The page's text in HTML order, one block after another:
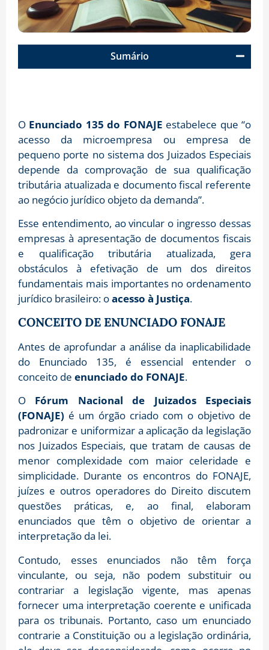
Sumário
O Enunciado 135 do FONAJE estabelece que “o
acesso da microempresa ou empresa de
pequeno porte no sistema dos Juizados Especiais
depende da comprovação de sua qualificação
tributária atualizada e documento fiscal referente
ao negócio jurídico objeto da demanda”.
Esse entendimento, ao vincular o ingresso dessas
empresas à apresentação de documentos fiscais
e qualificação tributária atualizada, gera
obstáculos à efetivação de um dos direitos
fundamentais mais importantes no ordenamento
jurídico brasileiro: oacesso à Justiça.
CONCEITO DE ENUNCIADO FONAJE
Antes de aprofundar a análise da inaplicabilidade
do Enunciado 135, é essencial entender o
conceito de enunciado do FONAJE.
O Fórum Nacional de Juizados Especiais
(FONAJE) é um órgão criado com o objetivo de
padronizar e uniformizar a aplicação da legislação
nos Juizados Especiais, que tratam de causas de
menor complexidade com maior celeridade e
simplicidade. Durante os encontros do FONAJE,
juízes e outros operadores do Direito discutem
questões práticas, e, ao final, elaboram
enunciados que têm o objetivo de orientar a
interpretação da lei.
Contudo, esses enunciados não têm força
vinculante, ou seja, não podem substituir ou
contrariar a legislação vigente, mas apenas
fornecer uma interpretação coerente e unificada
para os tribunais. Portanto, caso um enunciado
contrarie a Constituição ou a legislação ordinária,